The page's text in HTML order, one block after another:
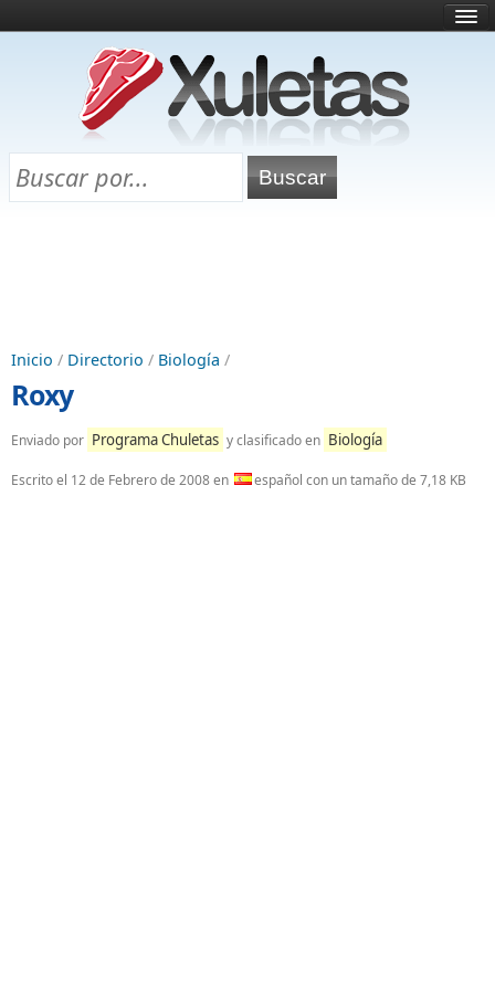
¿Qué es esto?
Directorio
Chuletas para exámenes
Inicio / Directorio / Biología /
Roxy
Enviado por Programa Chuletas y clasificado en Biología
Escrito el 12 de Febrero de 2008en español con un tamaño de 7,18 KB